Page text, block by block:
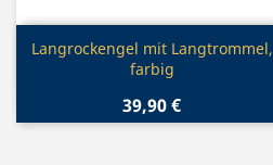
Vorschau
Langrockengel mit Langtrommel,
farbig
39,90 €